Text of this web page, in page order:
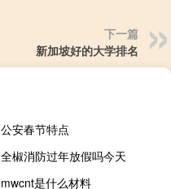
下一篇
新加坡好的大学排名
公安春节特点
全椒消防过年放假吗今天
mwcnt是什么材料